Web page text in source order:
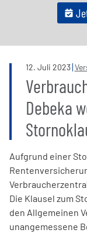
12. Juli 2023
Debeka
Aufgrund einer
Die Klausel zum
den Allgemeinen
unangemessene